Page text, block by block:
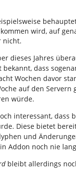
wird, auf
nicht.
dieses Jahres
dass
Wochen davor
auf den Servern
würde.
interessant, dass
Diese bietet
und
Addon noch nie
bleibt allerdings